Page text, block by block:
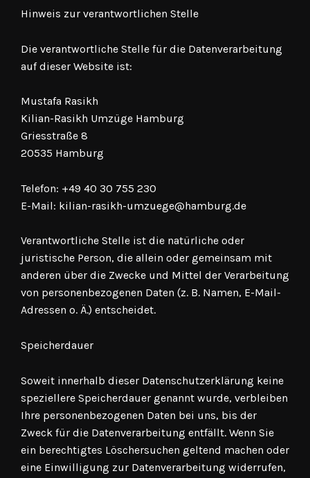
Hinweis zur verantwortlichen Stelle
Die verantwortliche Stelle für die Datenverarbeitung
auf dieser Website ist:
Mustafa Rasikh
Kilian-Rasikh Umzüge Hamburg
Griesstraße 8
20535 Hamburg
Telefon: +49 40 30 755 230
E-Mail: kilian-rasikh-umzuege@hamburg.de
Verantwortliche Stelle ist die natürliche oder
juristische Person, die allein oder gemeinsam mit
anderen über die Zwecke und Mittel der Verarbeitung
von personenbezogenen Daten (z. B. Namen, E-Mail-
Adressen o. Ä.) entscheidet.
Speicherdauer
Soweit innerhalb dieser Datenschutzerklärung keine
speziellere Speicherdauer genannt wurde, verbleiben
Ihre personenbezogenen Daten bei uns, bis der
Zweck für die Datenverarbeitung entfällt. Wenn Sie
ein berechtigtes Löschersuchen geltend machen oder
eine Einwilligung zur Datenverarbeitung widerrufen,